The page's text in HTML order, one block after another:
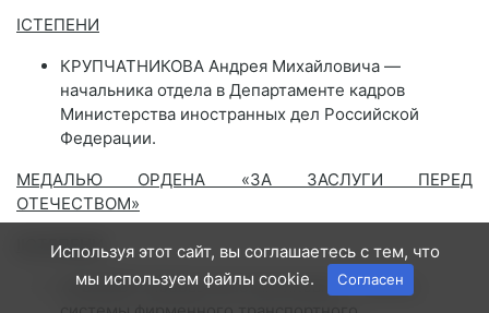
IСТЕПЕНИ
КРУПЧАТНИКОВА Андрея Михайловича —
начальника отдела в Департаменте кадров
Министерства иностранных дел Российской
Федерации.
МЕДАЛЬЮ ОРДЕНА «ЗА ЗАСЛУГИ ПЕРЕД
ОТЕЧЕСТВОМ»
СТЕПЕНИ
АРЫКОВУ Любовь Константиновну — агента
Используя этот сайт, вы соглашаетесь с тем, что
мы используем файлы cookie.
Согласен